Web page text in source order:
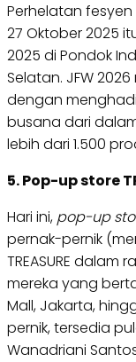
Perhelatan
27 Oktober 2025
2025 di Pondok
Selatan. JFW
dengan
busana dari
lebih dari 1.500
5. Pop-up store
Hari ini, pop-up
pernak-pernik
TREASURE dalam
mereka yang
Mall, Jakarta,
pernik, tersedia
Wanadriani